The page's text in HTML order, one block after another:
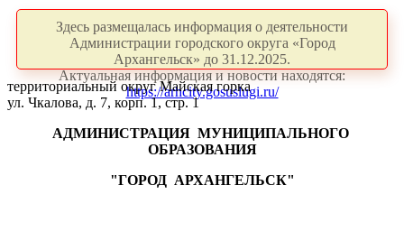
Здесь размещалась информация о деятельности
Администрации городского округа «Город
Архангельск» до 31.12.2025.
Актуальная информация и новости находятся:
https://arhcity.gosuslugi.ru/
территориальный округ Майская горка
ул. Чкалова, д. 7, корп. 1, стр. 1
АДМИНИСТРАЦИЯ МУНИЦИПАЛЬНОГО
ОБРАЗОВАНИЯ
"ГОРОД АРХАНГЕЛЬСК"